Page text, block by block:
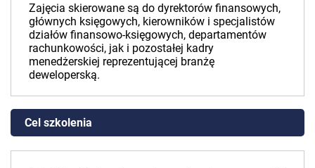
Zajęcia skierowane są do dyrektorów finansowych,
głównych księgowych, kierowników i specjalistów
działów finansowo-księgowych, departamentów
rachunkowości, jak i pozostałej kadry
menedżerskiej reprezentującej branżę
deweloperską.
Cel szkolenia